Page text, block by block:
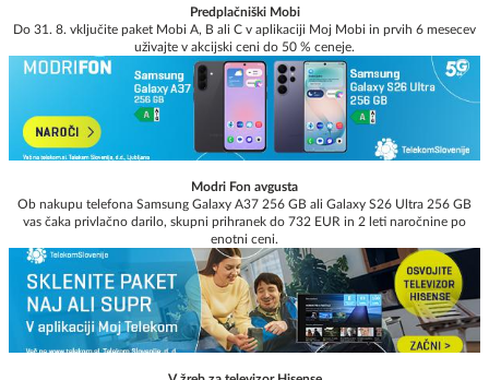
Predplačniški Mobi
Do 31. 8. vključite paket Mobi A, B ali C v aplikaciji Moj Mobi in prvih 6 mesecev
uživajte v akcijski ceni do 50 % ceneje.
Modri Fon avgusta
Ob nakupu telefona Samsung Galaxy A37 256 GB ali Galaxy S26 Ultra 256 GB
vas čaka privlačno darilo, skupni prihranek do 732 EUR in 2 leti naročnine po
enotni ceni.